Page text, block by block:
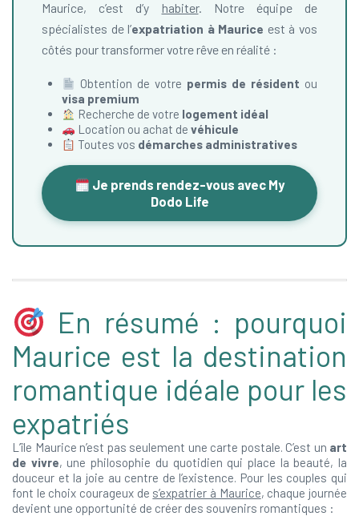
Maurice, c’est d’y habiter. Notre équipe de
spécialistes de l’expatriation à Maurice est à vos
côtés pour transformer votre rêve en réalité :
Obtention de votre permis de résident ou
visa premium
Recherche de votre logement idéal
Location ou achat devéhicule
Toutes vos démarches administratives
Je prends rendez-vous avec My
Dodo Life
En résumé : pourquoi
Maurice est la destination
romantique idéale pour les
expatriés
L’île Maurice n’est pas seulement une carte postale. C’est un art
de vivre, une philosophie du quotidien qui place la beauté, la
douceur et la joie au centre de l’existence. Pour les couples qui
font le choix courageux de s’expatrier à Maurice, chaque journée
devient une opportunité de créer des souvenirs romantiques :